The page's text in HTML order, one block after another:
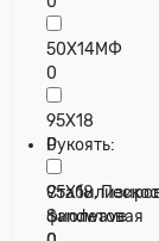
50Х14МФ
0
95Х18
0
95Х18,
Sandwave
Рукоять:
фиолетовая